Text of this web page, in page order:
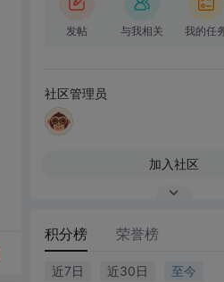
发帖 与我相关 我的任
社区管理员
加入社区
积分榜 荣誉榜
近7日 近30日 至今